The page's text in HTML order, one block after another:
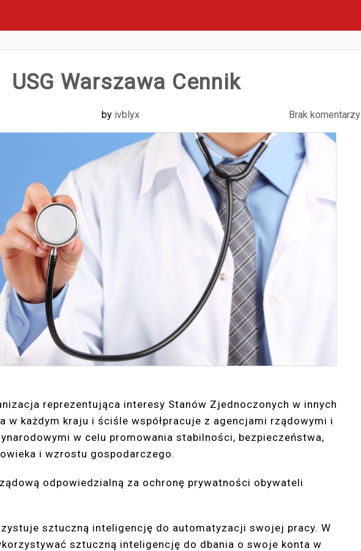
USG Warszawa Cennik
by ivblyx Brak komentarzy
reprezentująca interesy Stanów Zjednoczonych w innych
w każdym kraju i ściśle współpracuje z agencjami rządowymi i
w celu promowania stabilności, bezpieczeństwa,
i wzrostu gospodarczego.
odpowiedzialną za ochronę prywatności obywateli
sztuczną inteligencję do automatyzacji swojej pracy. W
sztuczną inteligencję do dbania o swoje konta w